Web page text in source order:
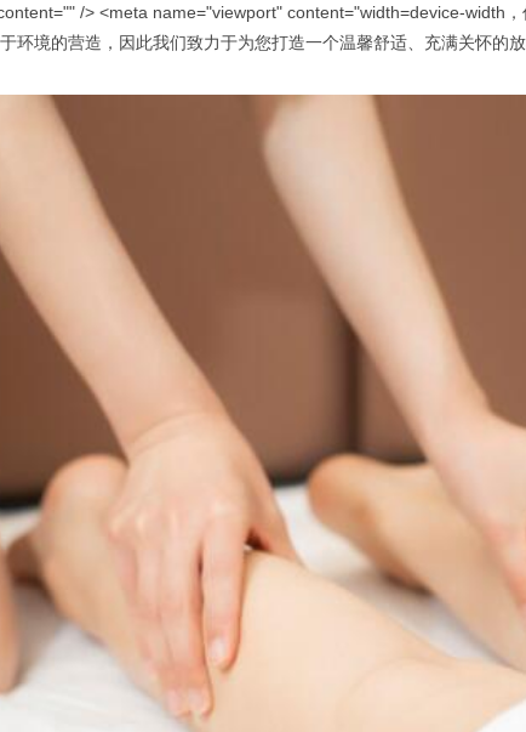
/> <meta name="viewport" content="width=device-width，
环境的营造，因此我们致力于为您打造一个温馨舒适、充满关怀的放